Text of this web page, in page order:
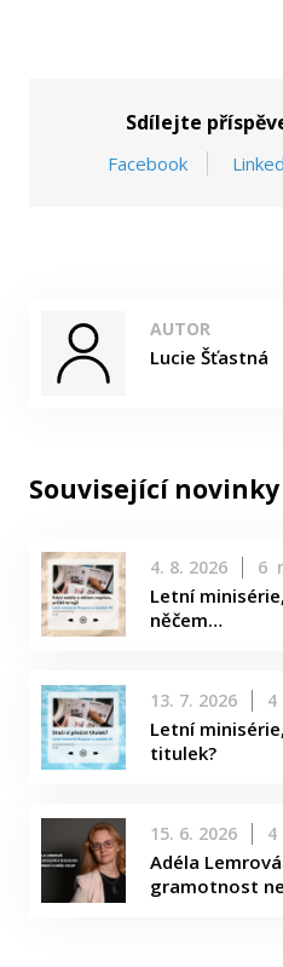
Sdílejte
Facebook
AUTOR
Lucie Šťastná
Související novinky
4. 8. 2026 6
Letní
něčem…
13. 7. 2026 4
Letní
titulek?
15. 6. 2026 4
Adéla
gramotnost